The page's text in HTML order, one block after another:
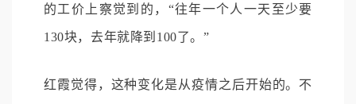
的工价上察觉到的，“往年一个人一天至少要
130块，去年就降到100了。”
红霞觉得，这种变化是从疫情之后开始的。不